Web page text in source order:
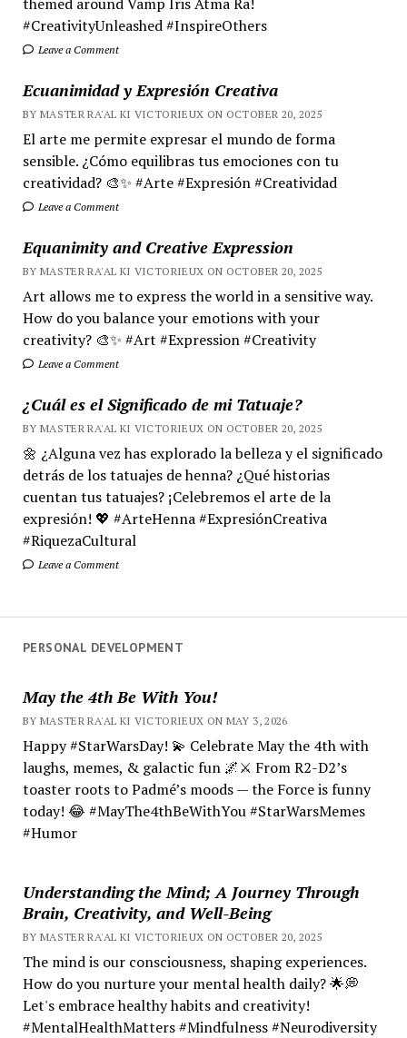
#CreativityUnleashed #InspireOthers
Leave a Comment
Ecuanimidad y Expresión Creativa
BY MASTER RA'AL KI VICTORIEUX ON OCTOBER 20, 2025
El arte me permite expresar el mundo de forma
sensible. ¿Cómo equilibras tus emociones con tu
creatividad? 🎨✨ #Arte #Expresión #Creatividad
Leave a Comment
Equanimity and Creative Expression
BY MASTER RA'AL KI VICTORIEUX ON OCTOBER 20, 2025
Art allows me to express the world in a sensitive way.
How do you balance your emotions with your
creativity? 🎨✨ #Art #Expression #Creativity
Leave a Comment
¿Cuál es el Significado de mi Tatuaje?
BY MASTER RA'AL KI VICTORIEUX ON OCTOBER 20, 2025
🌼 ¿Alguna vez has explorado la belleza y el significado
detrás de los tatuajes de henna? ¿Qué historias
cuentan tus tatuajes? ¡Celebremos el arte de la
expresión! 💖 #ArteHenna #ExpresiónCreativa
#RiquezaCultural
Leave a Comment
PERSONAL DEVELOPMENT
May the 4th Be With You!
BY MASTER RA'AL KI VICTORIEUX ON MAY 3, 2026
Happy #StarWarsDay! 💫 Celebrate May the 4th with
laughs, memes, & galactic fun 🌌⚔️ From R2-D2’s
toaster roots to Padmé’s moods — the Force is funny
today! 😂 #MayThe4thBeWithYou #StarWarsMemes
#Humor
Understanding the Mind; A Journey Through
Brain, Creativity, and Well-Being
BY MASTER RA'AL KI VICTORIEUX ON OCTOBER 20, 2025
The mind is our consciousness, shaping experiences.
How do you nurture your mental health daily? 🌟💭
Let's embrace healthy habits and creativity!
#MentalHealthMatters #Mindfulness #Neurodiversity